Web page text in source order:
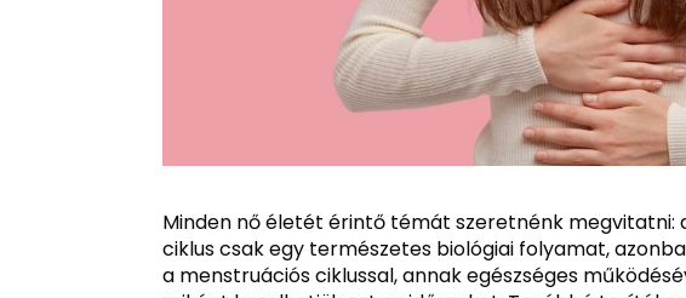
Minden nő életét érintő témát szeretnénk megvitatni:
ciklus csak egy természetes biológiai folyamat,
a menstruációs ciklussal, annak egészséges